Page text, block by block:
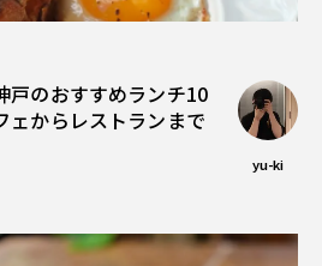
戸のおすすめランチ10
ェからレストランまで
yu-ki